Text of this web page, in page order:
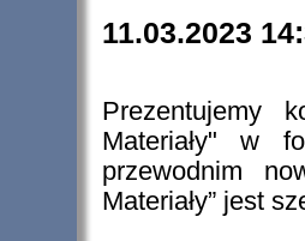
11.03.2023
Prezentujemy
Materiały" w
przewodnim
Materiały” jest